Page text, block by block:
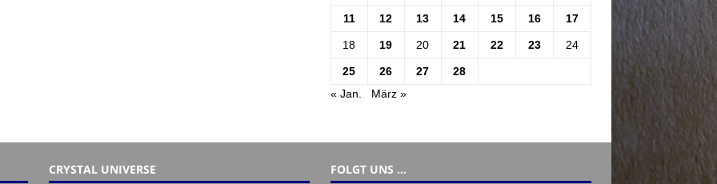
11 12 13 14 15 16 17
18 19 20 21 22 23 24
25 26 27
28
« Jan.
März »
CRYSTAL UNIVERSE FOLGT UNS …